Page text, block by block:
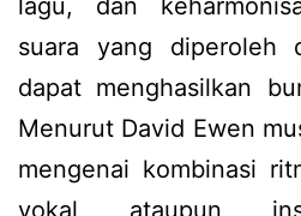
lagu, dan
suara yang diperoleh
dapat menghasilkan
Menurut David Ewen
mengenai kombinasi
vokal ataupun